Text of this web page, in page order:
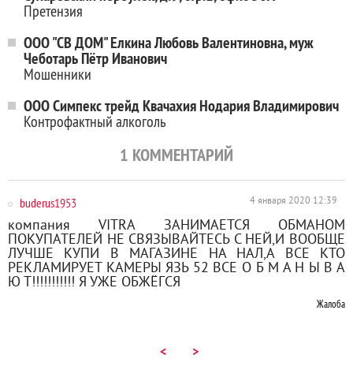
Претензия
ООО "СВ ДОМ" Елкина Любовь Валентиновна, муж
Чеботарь Пётр Иванович
Мошенники
ООО Симпекс трейд Квачахия Нодария Владимирович
Контрофактный алкоголь
1 КОММЕНТАРИЙ
buderus1953 4 января 2020 12:39
компания VITRA ЗАНИМАЕТСЯ ОБМАНОМ
ПОКУПАТЕЛЕЙ НЕ СВЯЗЫВАЙТЕСЬ С НЕЙ,И ВООБЩЕ
ЛУЧШЕ КУПИ В МАГАЗИНЕ НА НАЛ,А ВСЕ КТО
РЕКЛАМИРУЕТ КАМЕРЫ ЯЗЬ 52 ВСЕ О Б М А Н Ы В А
Ю Т!!!!!!!!!!! Я УЖЕ ОБЖЁГСЯ
Жалоба
< >